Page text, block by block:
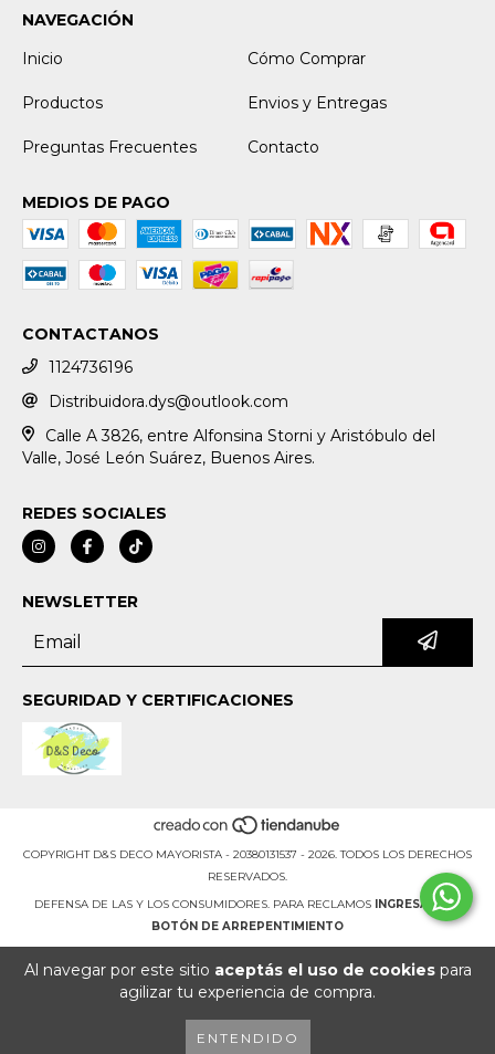
Al navegar por este sitio aceptás el uso de cookiespara
agilizar tu experiencia de compra.
ENTENDIDO
NAVEGACIÓN
Inicio
Cómo Comprar
Productos Envios y Entregas
Preguntas Frecuentes Contacto
MEDIOS DE PAGO
CONTACTANOS
1124736196
Distribuidora.dys@outlook.com
Calle A 3826, entre Alfonsina Storni y Aristóbulo del
Valle, José León Suárez, Buenos Aires.
REDES SOCIALES
NEWSLETTER
SEGURIDAD Y CERTIFICACIONES
COPYRIGHT D&S DECO MAYORISTA - 20380131537 - 2026. TODOS LOS DERECHOS
RESERVADOS.
DEFENSA DE LAS Y LOS CONSUMIDORES. PARA RECLAMOS INGRESÁ ACÁ.
BOTÓN DE ARREPENTIMIENTO